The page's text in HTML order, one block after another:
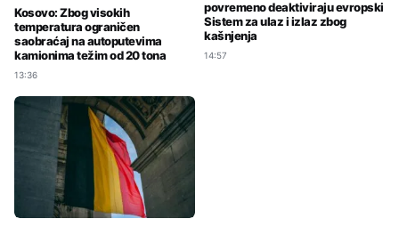
Kosovo: Zbog visokih
temperatura ograničen
saobraćaj na autoputevima
kamionima težim od 20 tona
13:36
povremeno deaktiviraju evropski
Sistem za ulaz i izlaz zbog
kašnjenja
14:57